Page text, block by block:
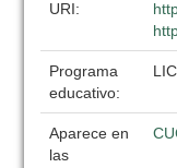
URI:
Programa
educativo:
Aparece en
las